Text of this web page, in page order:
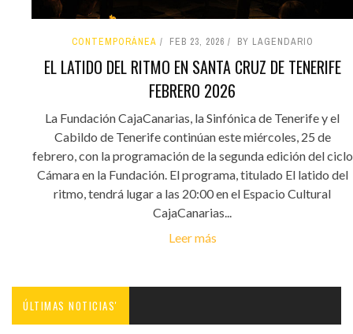
CONTEMPORÁNEA FEB 23, 2026 BY LAGENDARIO
EL LATIDO DEL RITMO EN SANTA CRUZ DE TENERIFE
FEBRERO 2026
La Fundación CajaCanarias, la Sinfónica de Tenerife y el
Cabildo de Tenerife continúan este miércoles, 25 de
febrero, con la programación de la segunda edición del ciclo
Cámara en la Fundación. El programa, titulado El latido del
ritmo, tendrá lugar a las 20:00 en el Espacio Cultural
CajaCanarias...
Leer más
ÚLTIMAS NOTICIAS'